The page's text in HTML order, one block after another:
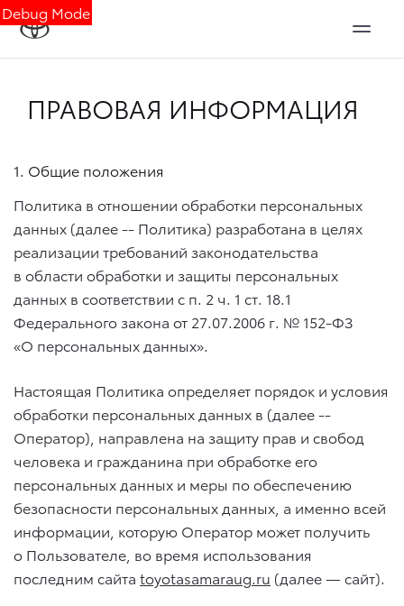
Debug Mode
ПРАВОВАЯ ИНФОРМАЦИЯ
1. Общие положения
Политика в отношении обработки персональных
данных (далее -- Политика) разработана в целях
реализации требований законодательства
в области обработки и защиты персональных
данных в соответствии с п. 2 ч. 1 ст. 18.1
Федерального закона от 27.07.2006 г. № 152-ФЗ
«О персональных данных».
Настоящая Политика определяет порядок и условия
обработки персональных данных в (далее --
Оператор), направлена на защиту прав и свобод
человека и гражданина при обработке его
персональных данных и меры по обеспечению
безопасности персональных данных, а именно всей
информации, которую Оператор может получить
о Пользователе, во время использования
последним сайта toyotasamaraug.ru (далее — сайт).